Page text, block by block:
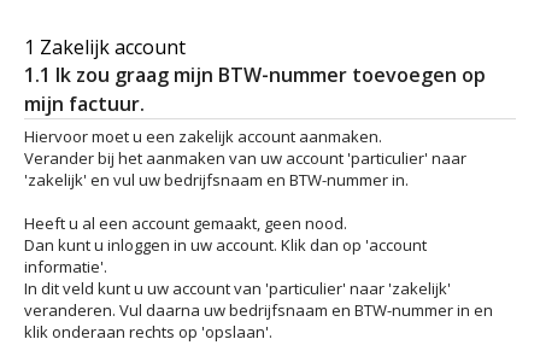
1 Zakelijk account
1.1 Ik zou graag mijn BTW-nummer toevoegen op
mijn factuur.
Hiervoor moet u een zakelijk account aanmaken.
Verander bij het aanmaken van uw account 'particulier' naar
'zakelijk' en vul uw bedrijfsnaam en BTW-nummer in.
Heeft u al een account gemaakt, geen nood.
Dan kunt u inloggen in uw account. Klik dan op 'account
informatie'.
In dit veld kunt u uw account van 'particulier' naar 'zakelijk'
veranderen. Vul daarna uw bedrijfsnaam en BTW-nummer in en
klik onderaan rechts op 'opslaan'.